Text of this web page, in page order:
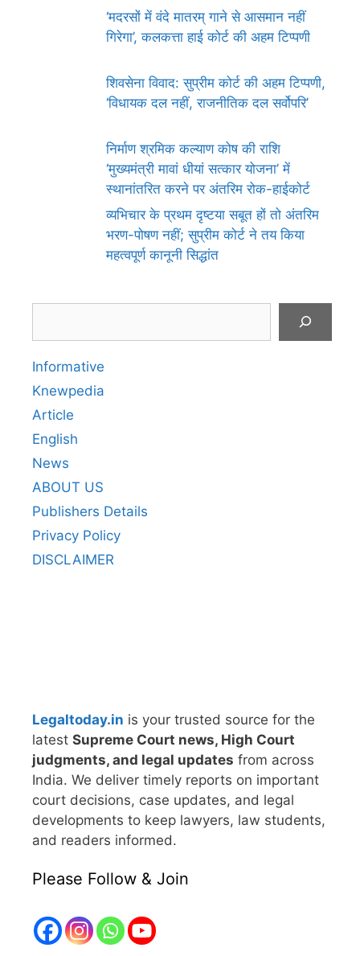
‘मदरसों में वंदे मातरम् गाने से आसमान नहीं
गिरेगा’, कलकत्ता हाई कोर्ट की अहम टिप्पणी
शिवसेना विवाद: सुप्रीम कोर्ट की अहम टिप्पणी,
‘विधायक दल नहीं, राजनीतिक दल सर्वोपरि’
निर्माण श्रमिक कल्याण कोष की राशि
‘मुख्यमंत्री मावां धीयां सत्कार योजना’ में
स्थानांतरित करने पर अंतरिम रोक-हाईकोर्ट
व्यभिचार के प्रथम दृष्टया सबूत हों तो अंतरिम
भरण-पोषण नहीं; सुप्रीम कोर्ट ने तय किया
महत्वपूर्ण कानूनी सिद्धांत
Informative
Knewpedia
Article
English
News
ABOUT US
Publishers Details
Privacy Policy
DISCLAIMER
Legaltoday.in is your trusted source for the
latest Supreme Court news, High Court
judgments, and legal updates from across
India. We deliver timely reports on important
court decisions, case updates, and legal
developments to keep lawyers, law students,
and readers informed.
Please Follow & Join